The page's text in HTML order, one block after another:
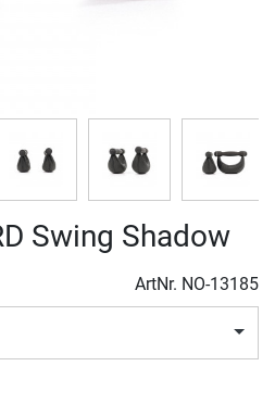
Swing Shadow
ArtNr. NO-13185